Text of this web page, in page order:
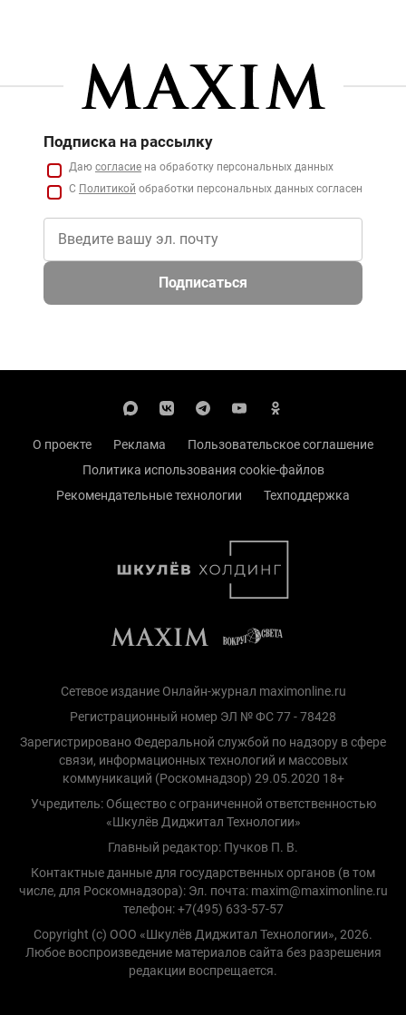
Подписка на рассылку
Даю согласие на обработку персональных данных
С Политикой обработки персональных данных согласен
Подписаться
О проекте Реклама
Пользовательское соглашение
Политика использования cookie-файлов
Рекомендательные технологии
Техподдержка
Сетевое издание Онлайн-журнал maximonline.ru
Регистрационный номер ЭЛ № ФС 77 - 78428
Зарегистрировано Федеральной службой по надзору в сфере
связи, информационных технологий и массовых
коммуникаций (Роскомнадзор) 29.05.2020 18+
Учредитель: Общество с ограниченной ответственностью
«Шкулёв Диджитал Технологии»
Главный редактор: Пучков П. В.
Контактные данные для государственных органов (в том
числе, для Роскомнадзора): Эл. почта: maxim@maximonline.ru
телефон: +7(495) 633-57-57
Copyright (с) ООО «Шкулёв Диджитал Технологии», 2026.
Любое воспроизведение материалов сайта без разрешения
редакции воспрещается.